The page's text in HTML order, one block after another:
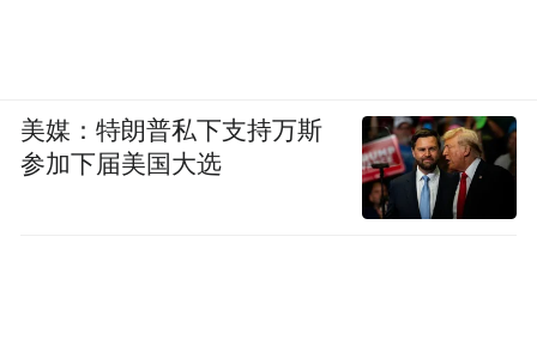
美媒：特朗普私下支持万斯
参加下届美国大选